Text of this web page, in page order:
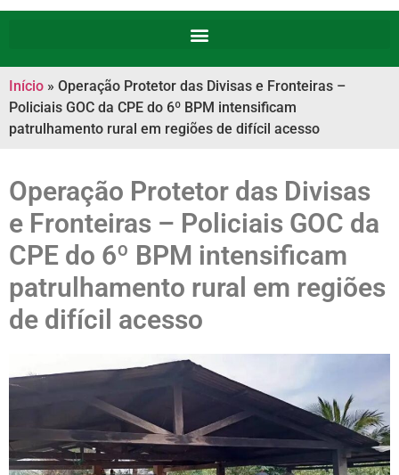
Início » Operação Protetor das Divisas e Fronteiras –
Policiais GOC da CPE do 6º BPM intensificam
patrulhamento rural em regiões de difícil acesso
Operação Protetor das Divisas
e Fronteiras – Policiais GOC da
CPE do 6º BPM intensificam
patrulhamento rural em regiões
de difícil acesso